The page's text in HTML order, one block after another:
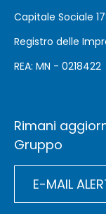
Capitale Sociale
Registro delle
REA: MN - 0218422
Rimani
Gruppo
E-MAIL